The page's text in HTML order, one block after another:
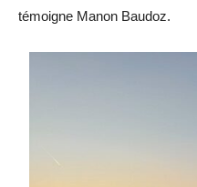
témoigne Manon Baudoz.